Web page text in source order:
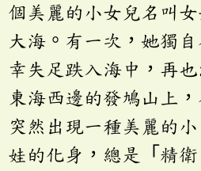
個美麗的小女兒名叫
大海。有一次，她獨
幸失足跌入海中，再
東海西邊的發鳩山上
突然出現一種美麗的
娃的化身，總是「精